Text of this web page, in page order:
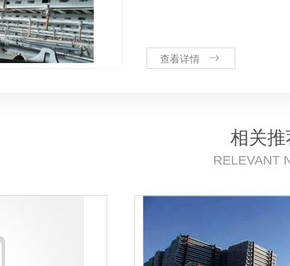
查看详情
相关推
RELEVANT